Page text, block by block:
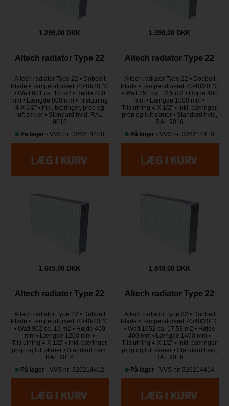
1.299,00 DKK
Altech radiator Type 22
Altech radiator Type 22 • Dobbelt
Plade • Temperatursæt 70/40/20 °C
• Watt 601 ca. 10 m2 • Højde 400
mm • Længde 800 mm • Tilslutning
4 X 1/2" • Inkl. bæringer, prop og
luft skruer • Standard hvid, RAL
9016
På lager - VVS nr: 326214408
1.399,00 DKK
Altech radiator Type 22
Altech radiator Type 22 • Dobbelt
Plade • Temperatursæt 70/40/20 °C
• Watt 751 ca. 12,5 m2 • Højde 400
mm • Længde 1000 mm •
Tilslutning 4 X 1/2" • Inkl. bæringer,
prop og luft skruer • Standard hvid,
RAL 9016
På lager - VVS nr: 326214410
1.645,00 DKK
Altech radiator Type 22
Altech radiator Type 22 • Dobbelt
Plade • Temperatursæt 70/40/20 °C
• Watt 902 ca. 15 m2 • Højde 400
mm • Længde 1200 mm •
Tilslutning 4 X 1/2" • Inkl. bæringer,
prop og luft skruer • Standard hvid,
RAL 9016
På lager - VVS nr: 326214412
1.849,00 DKK
Altech radiator Type 22
Altech radiator Type 22 • Dobbelt
Plade • Temperatursæt 70/40/20 °C
• Watt 1052 ca. 17,53 m2 • Højde
400 mm • Længde 1400 mm •
Tilslutning 4 X 1/2" • Inkl. bæringer,
prop og luft skruer • Standard hvid,
RAL 9016
På lager - VVS nr: 326214414